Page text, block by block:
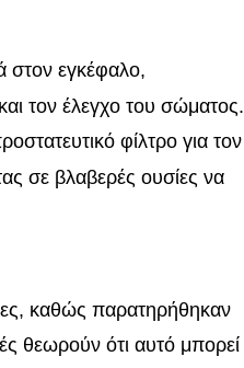
στον εγκέφαλο,
τον έλεγχο του σώματος.
φίλτρο για τον
σε βλαβερές ουσίες να
καθώς παρατηρήθηκαν
θεωρούν ότι αυτό μπορεί